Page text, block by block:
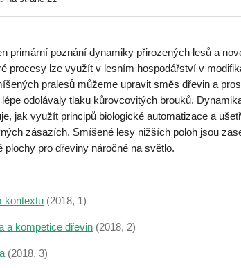
primární poznání dynamiky přirozených lesů a
procesy lze využít v lesním hospodářství v
pralesů můžeme upravit směs dřevin a
odolávaly tlaku kůrovcovitých brouků.
jak využít principů biologické automatizace a
zásazích. Smíšené lesy nižších poloh jsou
plochy pro dřeviny náročné na světlo.
kontextu (2018, 1)
a kompetice dřevin (2018, 2)
(2018, 3)